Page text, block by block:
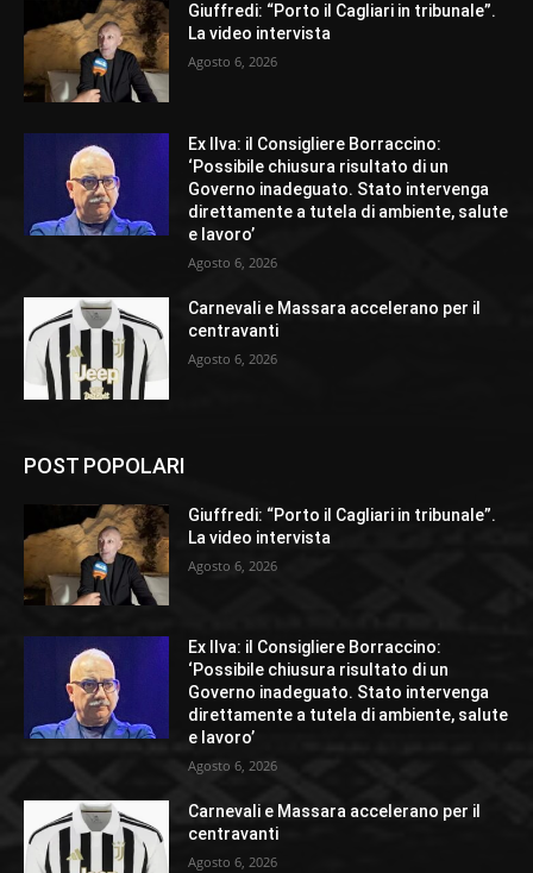
Giuffredi: “Porto il Cagliari in tribunale”.
La video intervista
Agosto 6, 2026
Ex Ilva: il Consigliere Borraccino:
‘Possibile chiusura risultato di un
Governo inadeguato. Stato intervenga
direttamente a tutela di ambiente, salute
e lavoro’
Agosto 6, 2026
Carnevali e Massara accelerano per il
centravanti
Agosto 6, 2026
POST POPOLARI
Giuffredi: “Porto il Cagliari in tribunale”.
La video intervista
Agosto 6, 2026
Ex Ilva: il Consigliere Borraccino:
‘Possibile chiusura risultato di un
Governo inadeguato. Stato intervenga
direttamente a tutela di ambiente, salute
e lavoro’
Agosto 6, 2026
Carnevali e Massara accelerano per il
centravanti
Agosto 6, 2026